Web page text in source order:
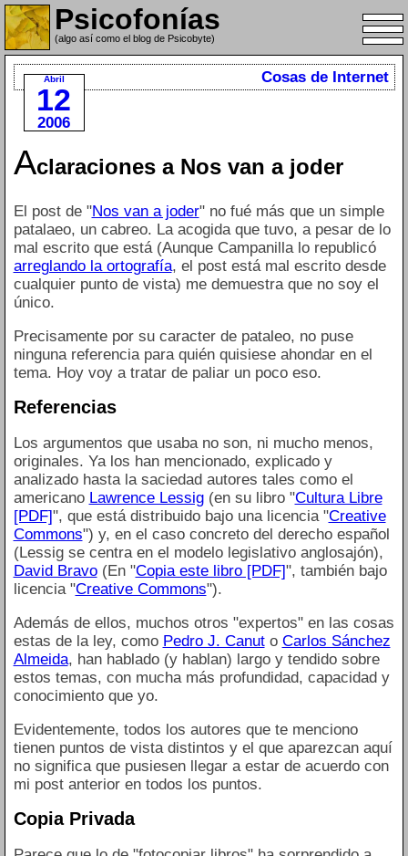
Psicofonías
(algo así como el blog de Psicobyte)
Abril
12
2006
Cosas de Internet
Aclaraciones a Nos van a joder
El post de "Nos van a joder" no fué más que un simple
patalaeo, un cabreo. La acogida que tuvo, a pesar de lo
mal escrito que está (Aunque Campanilla lo republicó
arreglando la ortografía, el post está mal escrito desde
cualquier punto de vista) me demuestra que no soy el
único.
Precisamente por su caracter de pataleo, no puse
ninguna referencia para quién quisiese ahondar en el
tema. Hoy voy a tratar de paliar un poco eso.
Referencias
Los argumentos que usaba no son, ni mucho menos,
originales. Ya los han mencionado, explicado y
analizado hasta la saciedad autores tales como el
americano Lawrence Lessig(en su libro "Cultura Libre
[PDF]", que está distribuido bajo una licencia "Creative
Commons") y, en el caso concreto del derecho español
(Lessig se centra en el modelo legislativo anglosajón),
David Bravo(En "Copia este libro [PDF]", también bajo
licencia "Creative Commons").
Además de ellos, muchos otros "expertos" en las cosas
estas de la ley, como Pedro J. Canuto Carlos Sánchez
Almeida, han hablado (y hablan) largo y tendido sobre
estos temas, con mucha más profundidad, capacidad y
conocimiento que yo.
Evidentemente, todos los autores que te menciono
tienen puntos de vista distintos y el que aparezcan aquí
no significa que pusiesen llegar a estar de acuerdo con
mi post anterior en todos los puntos.
Copia Privada